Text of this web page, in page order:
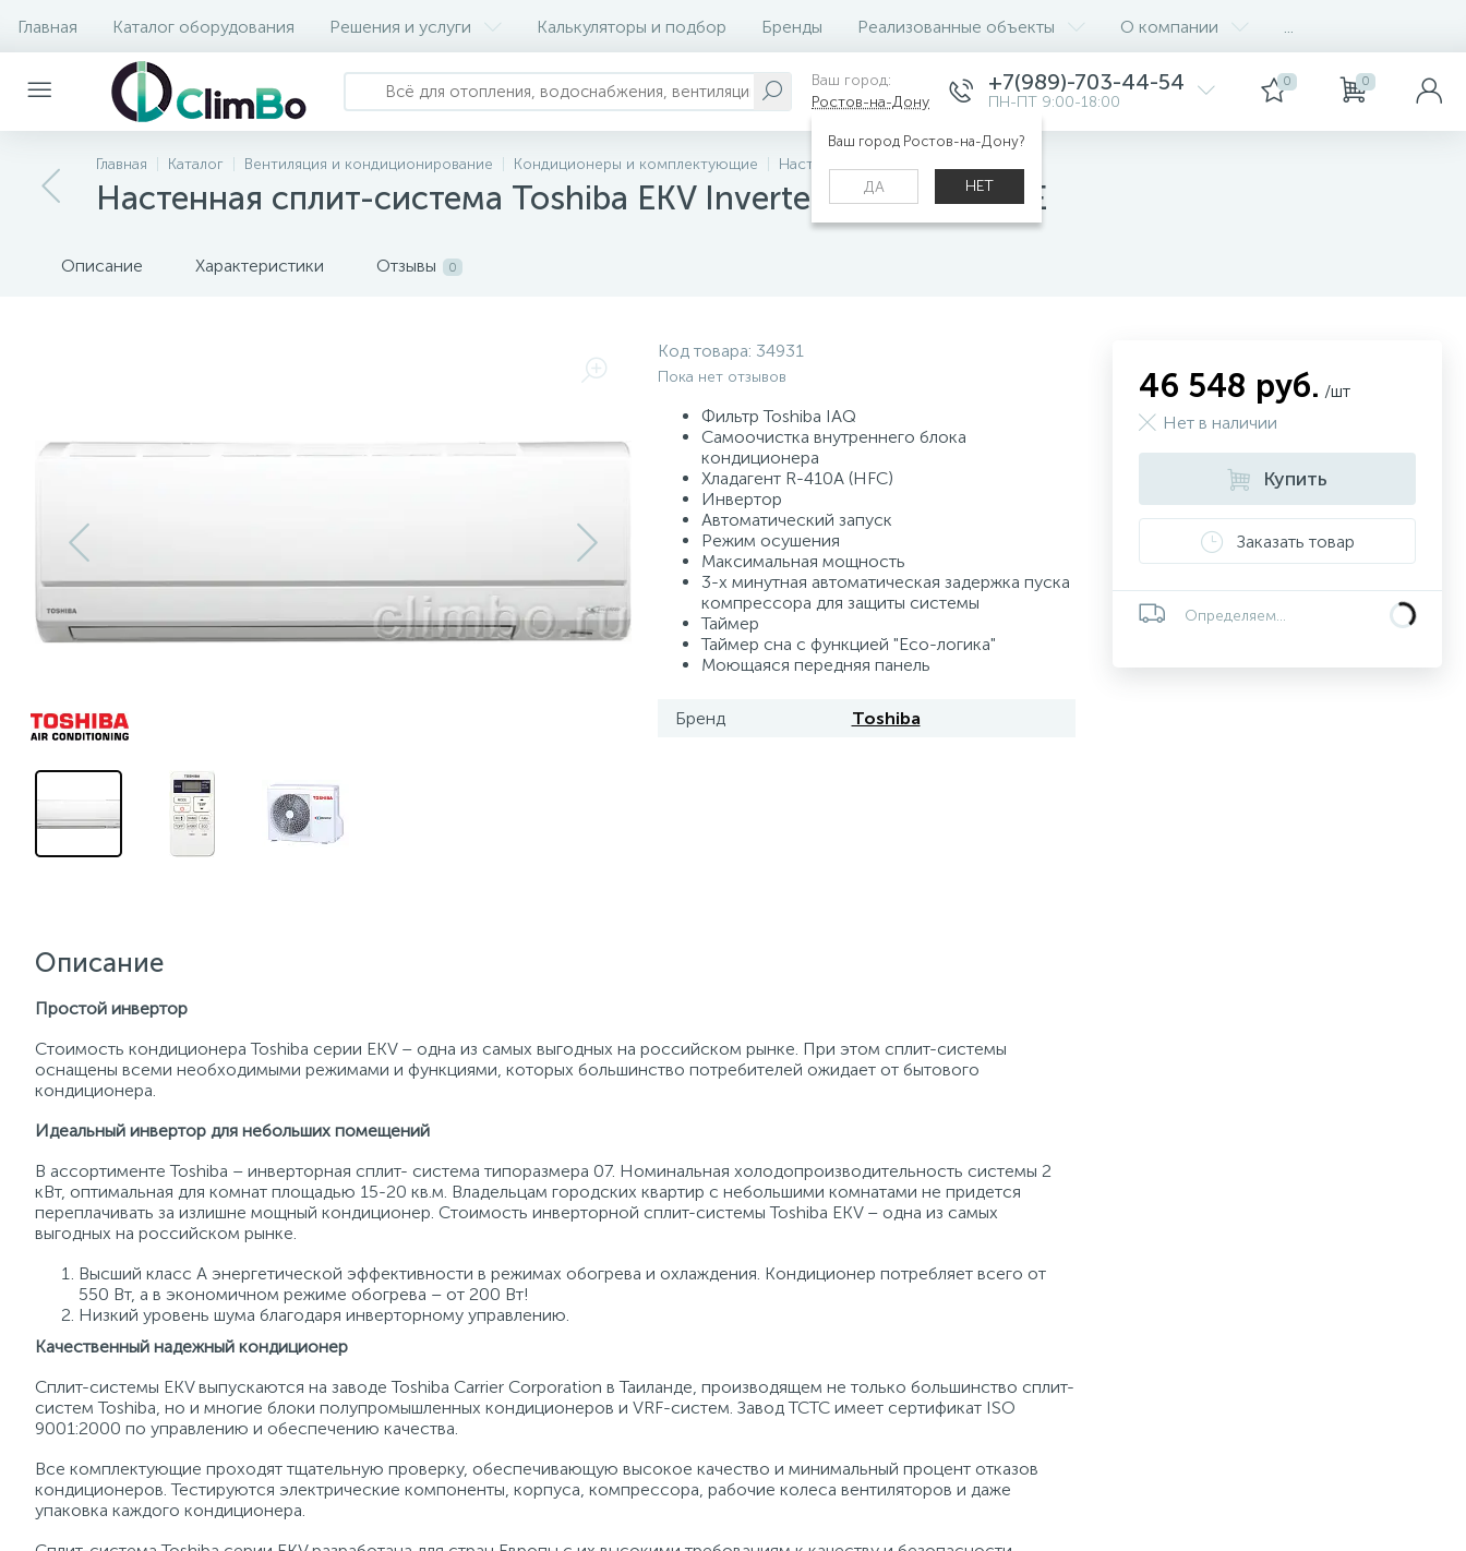
Главная Каталог оборудования Решения и услуги Калькуляторы и подбор Бренды Реализованные объекты О компании
Ваш город:
Ростов-на-Дону
Ваш город Ростов-на-Дону?
ДА НЕТ
+7(989)-703-44-54
ПН-ПТ 9:00-18:00
0 0
Главная Каталог Вентиляция и кондиционирование Кондиционеры и комплектующие Настенные сплит-системы
Настенная сплит-система Toshiba EKV Inverter RAS-13EKV-EE
Описание Характеристики Отзывы 0
Код товара: 34931
Пока нет отзывов
Фильтр Toshiba IAQ
Самоочистка внутреннего блока
кондиционера
Хладагент R-410A (HFC)
Инвертор
Автоматический запуск
Режим осушения
Максимальная мощность
3-х минутная автоматическая задержка пуска
компрессора для защиты системы
Таймер
Таймер сна с функцией "Есо-логика"
Моющаяся передняя панель
Бренд Toshiba
Описание
Простой инвертор
Стоимость кондиционера Toshiba серии EKV – одна из самых выгодных на российском рынке. При этом сплит-системы
оснащены всеми необходимыми режимами и функциями, которых большинство потребителей ожидает от бытового
кондиционера.
Идеальный инвертор для небольших помещений
В ассортименте Toshiba – инверторная сплит- система типоразмера 07. Номинальная холодопроизводительность системы 2
кВт, оптимальная для комнат площадью 15-20 кв.м. Владельцам городских квартир с небольшими комнатами не придется
переплачивать за излишне мощный кондиционер. Стоимость инверторной сплит-системы Toshiba EKV – одна из самых
выгодных на российском рынке.
Высший класс А энергетической эффективности в режимах обогрева и охлаждения. Кондиционер потребляет всего от
550 Вт, а в экономичном режиме обогрева – от 200 Вт!
Низкий уровень шума благодаря инверторному управлению.
Качественный надежный кондиционер
Сплит-системы EKV выпускаются на заводе Toshiba Carrier Corporation в Таиланде, производящем не только большинство сплит-
систем Toshiba, но и многие блоки полупромышленных кондиционеров и VRF-систем. Завод TCTC имеет сертификат ISO
9001:2000 по управлению и обеспечению качества.
Все комплектующие проходят тщательную проверку, обеспечивающую высокое качество и минимальный процент отказов
кондиционеров. Тестируются электрические компоненты, корпуса, компрессора, рабочие колеса вентиляторов и даже
упаковка каждого кондиционера.
46 548 руб. /шт
Нет в наличии
Купить
Заказать товар
Определяем...